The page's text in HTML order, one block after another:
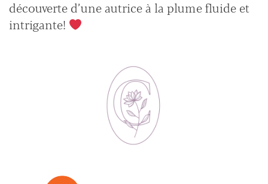
découverte d’une autrice à la plume fluide et
intrigante!